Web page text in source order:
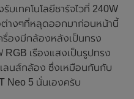
บเทคโนโลยีชาร์จไวที่ 240W
ต่างๆที่หลุดออกมาก่อนหน้านี้
รื่องมีกล้องหลังเป็นทรง
เรืองแสงเป็นรูปทรง
ลนส์กล้อง ซึ่งเหมือนกันกับ
Neo 5 นั่นเองครับ